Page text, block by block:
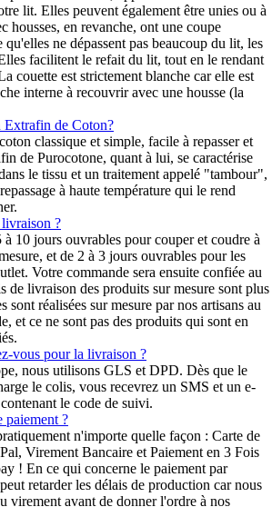
lit. Elles peuvent également être unies ou à
housses, en revanche, ont une coupe
ne dépassent pas beaucoup du lit, les
facilitent le refait du lit, tout en le rendant
couette est strictement blanche car elle est
interne à recouvrir avec une housse (la
de Coton?
classique et simple, facile à repasser et
de Purocotone, quant à lui, se caractérise
le tissu et un traitement appelé "tambour",
à haute température qui le rend
?
10 jours ouvrables pour couper et coudre à
et de 2 à 3 jours ouvrables pour les
Votre commande sera ensuite confiée au
de livraison des produits sur mesure sont plus
sont réalisées sur mesure par nos artisans au
et ce ne sont pas des produits qui sont en
vous pour la livraison ?
nous utilisons GLS et DPD. Dès que le
le colis, vous recevrez un SMS et un e-
le code de suivi.
paiement ?
n'importe quelle façon : Carte de
Virement Bancaire et Paiement en 3 Fois
! En ce qui concerne le paiement par
retarder les délais de production car nous
virement avant de donner l'ordre à nos